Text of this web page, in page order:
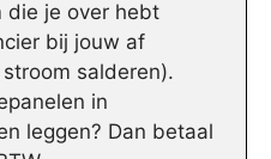
die je over hebt
bij jouw af
salderen).
in
leggen? Dan betaal